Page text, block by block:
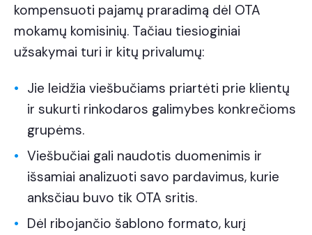
kompensuoti pajamų praradimą dėl OTA
mokamų komisinių. Tačiau tiesioginiai
užsakymai turi ir kitų privalumų:
Jie leidžia viešbučiams priartėti prie klientų
ir sukurti rinkodaros galimybes konkrečioms
grupėms.
Viešbučiai gali naudotis duomenimis ir
išsamiai analizuoti savo pardavimus, kurie
anksčiau buvo tik OTA sritis.
Dėl ribojančio šablono formato, kurį